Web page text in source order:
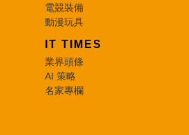
電競裝備
動漫玩具
IT TIMES
業界頭條
AI 策略
名家專欄